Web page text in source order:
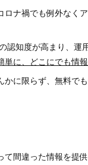
ナ禍でも例外なく
認知度が高まり、運
に、どこにでも情
に限らず、無料で
間違った情報を提